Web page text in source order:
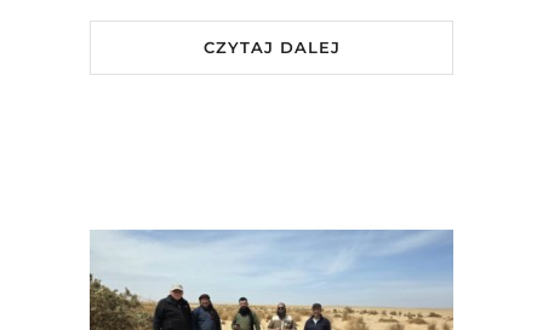
CZYTAJ DALEJ